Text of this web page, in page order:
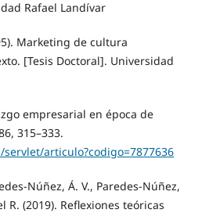
Rafael Landívar
Marketing de cultura
[Tesis Doctoral]. Universidad
empresarial en época de
315–333.
articulo?codigo=7877636
Núñez, Á. V., Paredes-Núñez,
R. (2019). Reflexiones teóricas